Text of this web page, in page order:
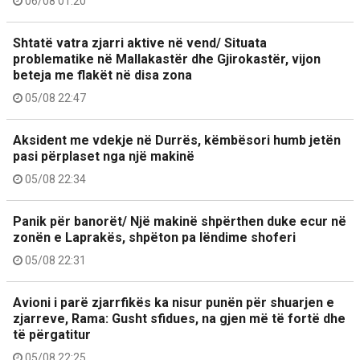
Shtatë vatra zjarri aktive në vend/ Situata
problematike në Mallakastër dhe Gjirokastër, vijon
beteja me flakët në disa zona
05/08 22:47
Aksident me vdekje në Durrës, këmbësori humb jetën
pasi përplaset nga një makinë
05/08 22:34
Panik për banorët/ Një makinë shpërthen duke ecur në
zonën e Laprakës, shpëton pa lëndime shoferi
05/08 22:31
Avioni i parë zjarrfikës ka nisur punën për shuarjen e
zjarreve, Rama: Gusht sfidues, na gjen më të fortë dhe
të përgatitur